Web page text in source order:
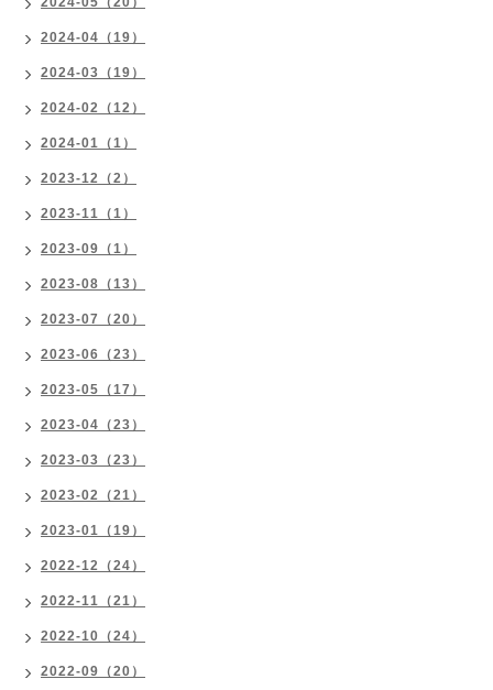
2024-04（19）
2024-03（19）
2024-02（12）
2024-01（1）
2023-12（2）
2023-11（1）
2023-09（1）
2023-08（13）
2023-07（20）
2023-06（23）
2023-05（17）
2023-04（23）
2023-03（23）
2023-02（21）
2023-01（19）
2022-12（24）
2022-11（21）
2022-10（24）
2022-09（20）